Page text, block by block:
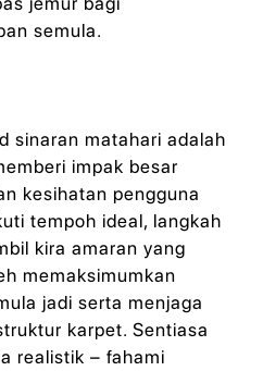
semula.
sinaran matahari adalah
impak besar
kesihatan pengguna
tempoh ideal, langkah
kira amaran yang
memaksimumkan
jadi serta menjaga
karpet. Sentiasa
realistik – fahami